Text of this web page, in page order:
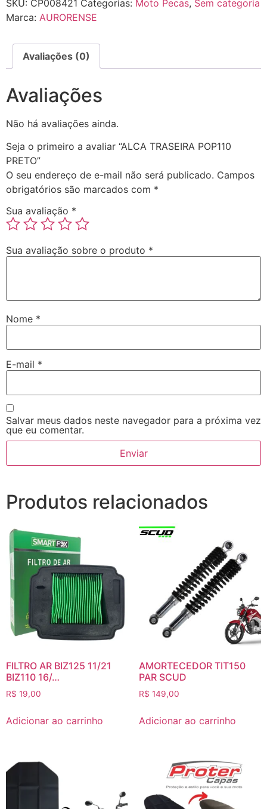
SKU: CP008421 Categorias: Moto Pecas, Sem categoria
Marca: AURORENSE
Avaliações (0)
Avaliações
Não há avaliações ainda.
Seja o primeiro a avaliar “ALCA TRASEIRA POP110
PRETO”
O seu endereço de e-mail não será publicado. Campos
obrigatórios são marcados com *
Sua avaliação *
Sua avaliação sobre o produto *
Nome *
E-mail *
Salvar meus dados neste navegador para a próxima vez
que eu comentar.
Produtos relacionados
FILTRO AR BIZ125 11/21
BIZ110 16/…
R$ 19,00
Adicionar ao carrinho
AMORTECEDOR TIT150
PAR SCUD
R$ 149,00
Adicionar ao carrinho